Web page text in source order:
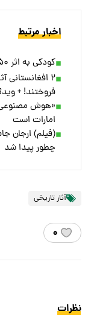
اخبار مرتبط
کودکی به اثر ۵۰ میلیون یورویی موزه هلند آسیب رساند
فروختند! +
«هوش
امارات است
(فیلم) ارجان
چطور پیدا شد
آثار تاریخی
۰
نظرات